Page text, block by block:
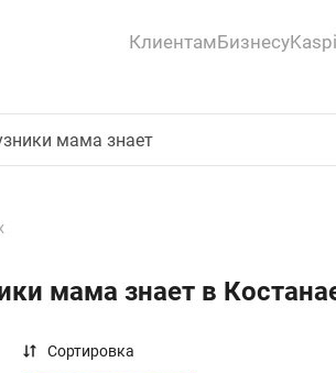
КлиентамБизнесу
мама знает в
Сортировка